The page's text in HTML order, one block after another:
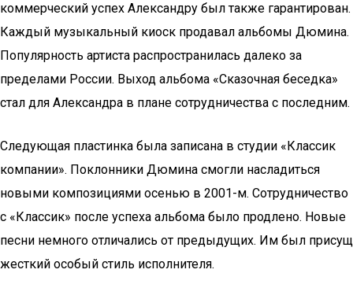
коммерческий успех Александру был также гарантирован.
Каждый музыкальный киоск продавал альбомы Дюмина.
Популярность артиста распространилась далеко за
пределами России. Выход альбома «Сказочная беседка»
стал для Александра в плане сотрудничества с последним.
Следующая пластинка была записана в студии «Классик
компании». Поклонники Дюмина смогли насладиться
новыми композициями осенью в 2001-м. Сотрудничество
с «Классик» после успеха альбома было продлено. Новые
песни немного отличались от предыдущих. Им был присущ
жесткий особый стиль исполнителя.